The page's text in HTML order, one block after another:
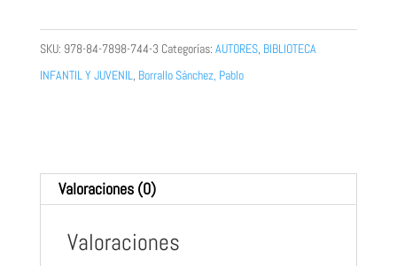
de
Sevilla
SKU: 978-84-7898-744-3 Categorías: AUTORES, BIBLIOTECA
INFANTIL Y JUVENIL
Borrallo Sánchez, Pablo
Valoraciones (0)
Valoraciones